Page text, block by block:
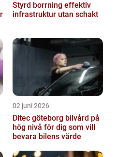
Styrd borrning effektiv
infrastruktur utan schakt
02 juni 2026
Ditec göteborg bilvård på
hög nivå för dig som vill
bevara bilens värde